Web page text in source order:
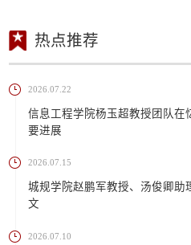
热点推荐
2026.07.22
信息工程学院杨玉超教授团队在
要进展
2026.07.15
城规学院赵鹏军教授、汤俊卿
文
2026.07.10